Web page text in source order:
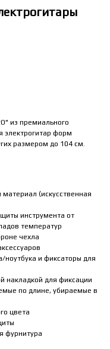
из премиального
электрогитар форм
размером до 104 см.
(искусственная
инструмента от
температур
чехла
и фиксаторы для
накладкой для фиксации
по длине, убираемые в
цвета
фурнитура